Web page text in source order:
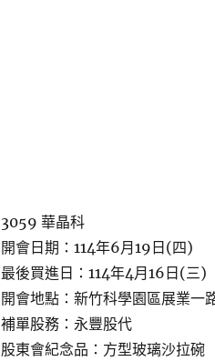
3059 華晶科
開會日期：114年6月19日(四)
最後買進日：114年4月16日(三)
開會地點：新竹科學園區展業
補單股務：永豐股代
股東會紀念品：方型玻璃沙拉碗